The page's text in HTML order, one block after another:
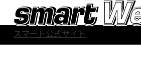
スマート公式サイト